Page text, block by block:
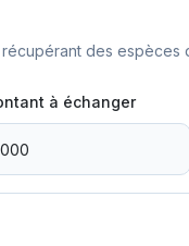
des espèces
à échanger